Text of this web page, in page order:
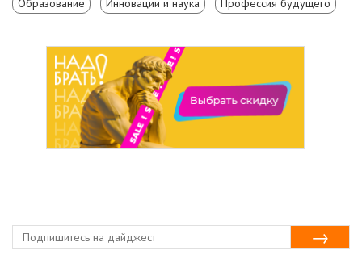
Образование Инновации и наука Профессия будущего